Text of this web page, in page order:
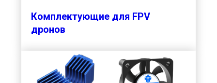
Комплектующие для FPV
дронов